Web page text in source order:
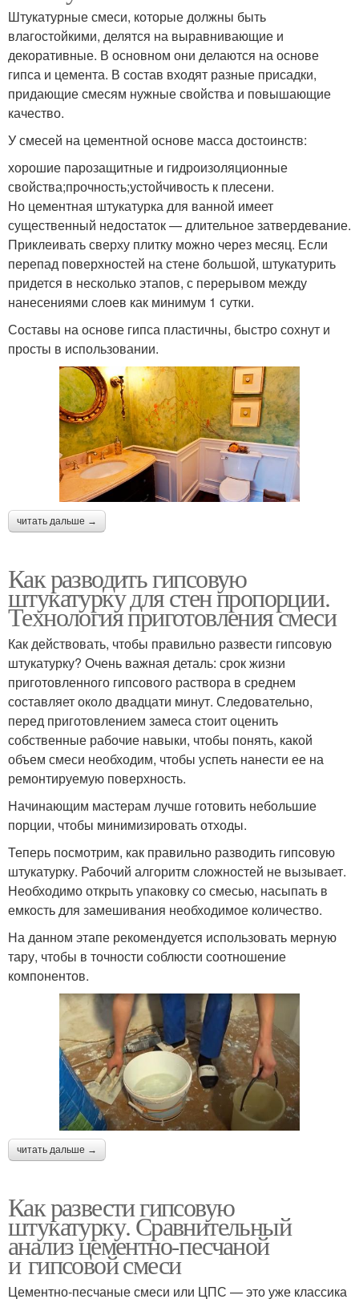
Штукатурные смеси, которые должны быть
влагостойкими, делятся на выравнивающие и
декоративные. В основном они делаются на основе
гипса и цемента. В состав входят разные присадки,
придающие смесям нужные свойства и повышающие
качество.
У смесей на цементной основе масса достоинств:
хорошие парозащитные и гидроизоляционные
свойства;прочность;устойчивость к плесени.
Но цементная штукатурка для ванной имеет
существенный недостаток — длительное затвердевание.
Приклеивать сверху плитку можно через месяц. Если
перепад поверхностей на стене большой, штукатурить
придется в несколько этапов, с перерывом между
нанесениями слоев как минимум 1 сутки.
Составы на основе гипса пластичны, быстро сохнут и
просты в использовании.
читать дальше →
Как разводить гипсовую
штукатурку для стен пропорции.
Технология приготовления смеси
Как действовать, чтобы правильно развести гипсовую
штукатурку? Очень важная деталь: срок жизни
приготовленного гипсового раствора в среднем
составляет около двадцати минут. Следовательно,
перед приготовлением замеса стоит оценить
собственные рабочие навыки, чтобы понять, какой
объем смеси необходим, чтобы успеть нанести ее на
ремонтируемую поверхность.
Начинающим мастерам лучше готовить небольшие
порции, чтобы минимизировать отходы.
Теперь посмотрим, как правильно разводить гипсовую
штукатурку. Рабочий алгоритм сложностей не вызывает.
Необходимо открыть упаковку со смесью, насыпать в
емкость для замешивания необходимое количество.
На данном этапе рекомендуется использовать мерную
тару, чтобы в точности соблюсти соотношение
компонентов.
читать дальше →
Как развести гипсовую
штукатурку. Сравнительный
анализ цементно-песчаной
и гипсовой смеси
Цементно-песчаные смеси или ЦПС — это уже классика